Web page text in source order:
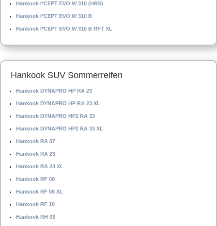
Hankook I*CEPT EVO W 310 (HRS)
Hankook I*CEPT EVO W 310 B
Hankook I*CEPT EVO W 310 B RFT XL
Hankook SUV Sommerreifen
Hankook DYNAPRO HP RA 23
Hankook DYNAPRO HP RA 23 XL
Hankook DYNAPRO HP2 RA 33
Hankook DYNAPRO HP2 RA 33 XL
Hankook RA 07
Hankook RA 23
Hankook RA 23 XL
Hankook RF 08
Hankook RF 08 XL
Hankook RF 10
Hankook RH 03